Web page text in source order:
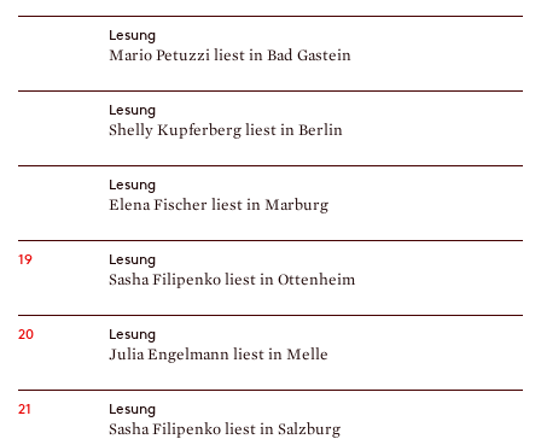
Lesung
Mario Petuzzi liest in Bad Gastein
Lesung
Shelly Kupferberg liest in Berlin
Lesung
Elena Fischer liest in Marburg
19
Lesung
Sasha Filipenko liest in Ottenheim
20
Lesung
Julia Engelmann liest in Melle
21
Lesung
Sasha Filipenko liest in Salzburg